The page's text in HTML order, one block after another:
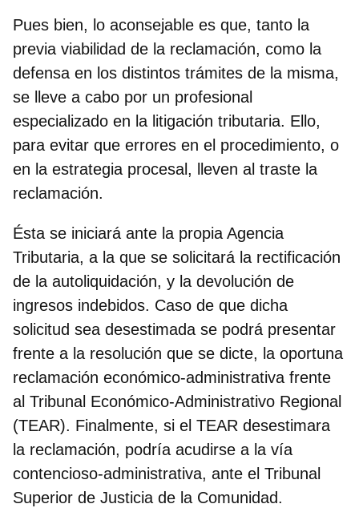
Pues bien, lo aconsejable es que, tanto la
previa viabilidad de la reclamación, como la
defensa en los distintos trámites de la misma,
se lleve a cabo por un profesional
especializado en la litigación tributaria. Ello,
para evitar que errores en el procedimiento, o
en la estrategia procesal, lleven al traste la
reclamación.
Ésta se iniciará ante la propia Agencia
Tributaria, a la que se solicitará la rectificación
de la autoliquidación, y la devolución de
ingresos indebidos. Caso de que dicha
solicitud sea desestimada se podrá presentar
frente a la resolución que se dicte, la oportuna
reclamación económico-administrativa frente
al Tribunal Económico-Administrativo Regional
(TEAR). Finalmente, si el TEAR desestimara
la reclamación, podría acudirse a la vía
contencioso-administrativa, ante el Tribunal
Superior de Justicia de la Comunidad.